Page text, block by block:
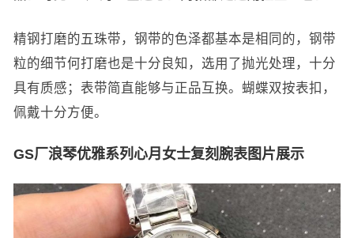
精钢打磨的五珠带，钢带的色泽都基本是相同的，钢带
粒的细节何打磨也是十分良知，选用了抛光处理，十分
具有质感；表带简直能够与正品互换。蝴蝶双按表扣，
佩戴十分方便。
GS厂浪琴优雅系列心月女士复刻腕表图片展示